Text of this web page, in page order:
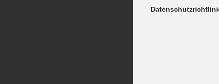
und der erneut
Bälle sowie